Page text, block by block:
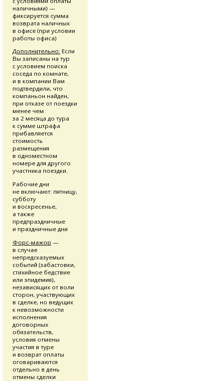
наличными) —
фиксируется сумма
возврата наличных
в офисе (при условии
работы офиса)
Дополнительно: Если
Вы записаны на тур
с условием поиска
соседа по комнате,
и в компании Вам
подтвердили, что
компаньон найден,
при отказе от поездки
менее чем
за 2 месяца до тура
к сумме штрафа
прибавляется
стоимость
размещения
в одноместном
номере для другого
участника поездки.
Рабочие дни
не включают: пятницу,
субботу
и воскресенье,
а также
предпраздничные
и праздничные дни
Форс-мажор —
в случае
непредсказуемых
событий (забастовки,
стихийное бедствие
или эпидемия),
независящих от воли
сторон, участвующих
в сделке, но ведущих
к невозможности
исполнения
договорных
обязательств,
условия отмены
участия в туре
и возврат оплаты
оговариваются
отдельно в день
отмены сделки